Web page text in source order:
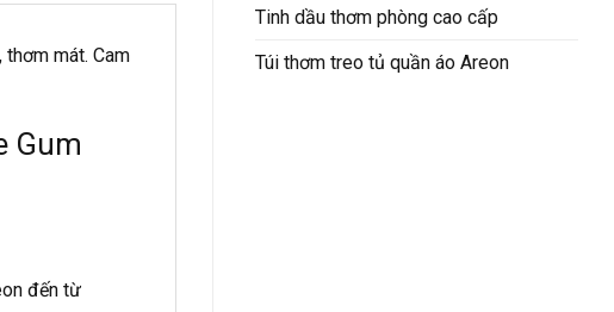
Tinh dầu thơm phòng cao cấp
Túi thơm treo tủ quần áo Areon
mát. Cam
Gum
đến từ